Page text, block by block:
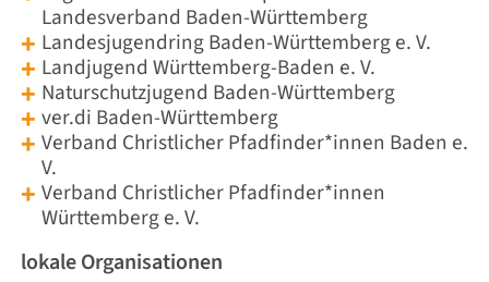
Landesverband Baden-Württemberg
Landesjugendring Baden-Württemberg e. V.
Landjugend Württemberg-Baden e. V.
Naturschutzjugend Baden-Württemberg
ver.di Baden-Württemberg
Verband Christlicher Pfadfinder*innen Baden e.
V.
Verband Christlicher Pfadfinder*innen
Württemberg e. V.
lokale Organisationen